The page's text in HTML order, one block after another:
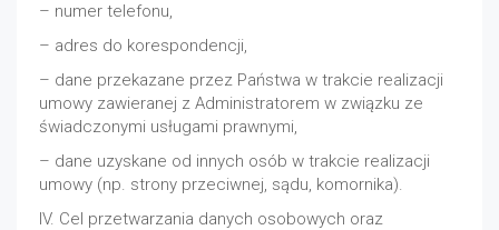
– numer telefonu,
– adres do korespondencji,
– dane przekazane przez Państwa w trakcie realizacji
umowy zawieranej z Administratorem w związku ze
świadczonymi usługami prawnymi,
– dane uzyskane od innych osób w trakcie realizacji
umowy (np. strony przeciwnej, sądu, komornika).
IV. Cel przetwarzania danych osobowych oraz